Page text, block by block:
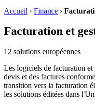
Accueil › Finance ›
Facturation et
12 solutions européennes
Les logiciels de facturation et
devis et des factures
transition vers la facturation
les solutions éditées dans